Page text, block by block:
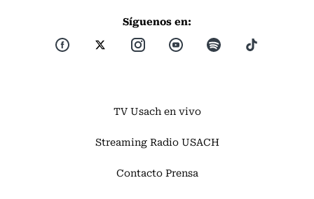
Síguenos en:
TV Usach en vivo
Streaming Radio USACH
Contacto Prensa